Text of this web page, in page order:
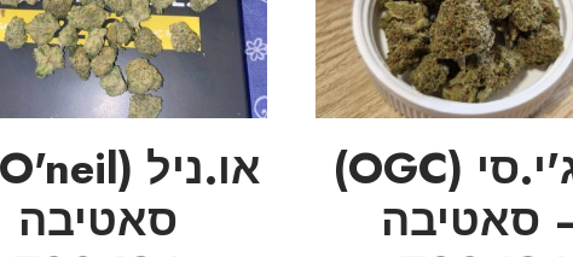
או.ג'י.סי (OGC)
סאטיבה
סאטיבה